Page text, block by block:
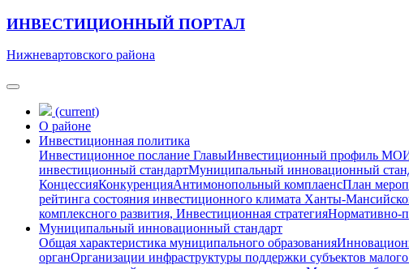
ИНВЕСТИЦИОННЫЙ ПОРТАЛ
Нижневартовского района
(current)
О районе
Инвестиционная политика
Инвестиционное послание ГлавыИнвестиционный профиль МО
инвестиционный стандартМуниципальный инновационный
КонцессияКонкуренцияАнтимонопольный комплаенсПлан
рейтинга состояния инвестиционного климата Ханты-
комплексного развития, Инвестиционная стратегияНормативно-
Муниципальный инновационный стандарт
Общая характеристика муниципального образования
органОрганизации инфраструктуры поддержки субъектов